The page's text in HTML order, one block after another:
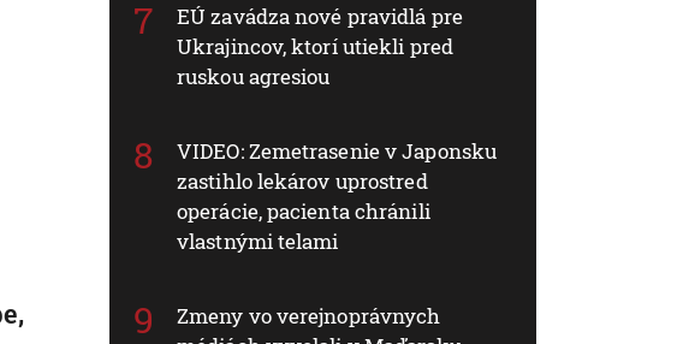
EÚ zavádza nové pravidlá pre
Ukrajincov, ktorí utiekli pred
ruskou agresiou
VIDEO: Zemetrasenie v Japonsku
zastihlo lekárov uprostred
operácie, pacienta chránili
vlastnými telami
Zmeny vo verejnoprávnych